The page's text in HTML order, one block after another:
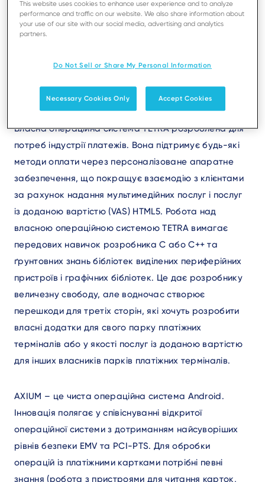
Основна відмінність між TETRA та AXIUM – це мета, з
якою вони були розроблені. TETRA – це операційна
створено задля прискорення розробки бізнес
Власна операційна система TETRA розроблена для
потреб індустрії платежів. Вона підтримує будь-які
методи оплати через персоналізоване апаратне
забезпечення, що покращує взаємодію з клієнтами
за рахунок надання мультимедійних послуг і послуг
із доданою вартістю (VAS) HTML5. Робота над
власною операційною системою TETRA вимагає
передових навичок розробника C або C++ та
ґрунтовних знань бібліотек виділених периферійних
пристроїв і графічних бібліотек. Це дає розробнику
величезну свободу, але водночас створює
перешкоди для третіх сторін, які хочуть розробити
власні додатки для свого парку платіжних
терміналів або у якості послуг із доданою вартістю
для інших власників парків платіжних терміналів.
AXIUM – це чиста операційна система Android.
Інновація полягає у співіснуванні відкритої
операційної системи з дотриманням найсуворіших
рівнів безпеки EMV та PCI-PTS. Для обробки
операцій із платіжними картками потрібні певні
знання (робота з пристроями для читання карток,
This website uses cookies to enhance user experience and to analyze
performance and traffic on our website. We also share information about
your use of our site with our social media, advertising and analytics
partners.
Do Not Sell or Share My Personal Information
Necessary Cookies Only Accept Cookies